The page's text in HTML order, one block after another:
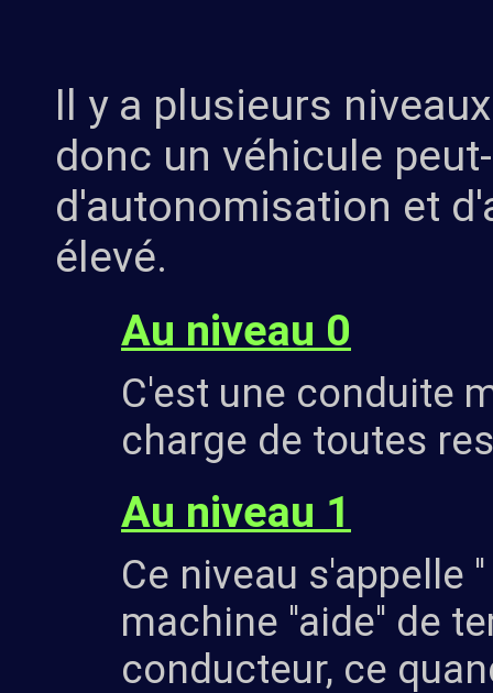
Il y a plusieurs
donc un véhicule
d'autonomisation et
élevé.
Au niveau 0
C'est une conduite
charge de toutes
Au niveau 1
Ce niveau s'appelle
machine ''aide'' de
conducteur, ce